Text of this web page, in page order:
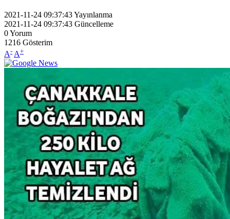
2021-11-24 09:37:43Yayınlanma
2021-11-24 09:37:43 Güncelleme
0Yorum
1216 Gösterim
A- A+